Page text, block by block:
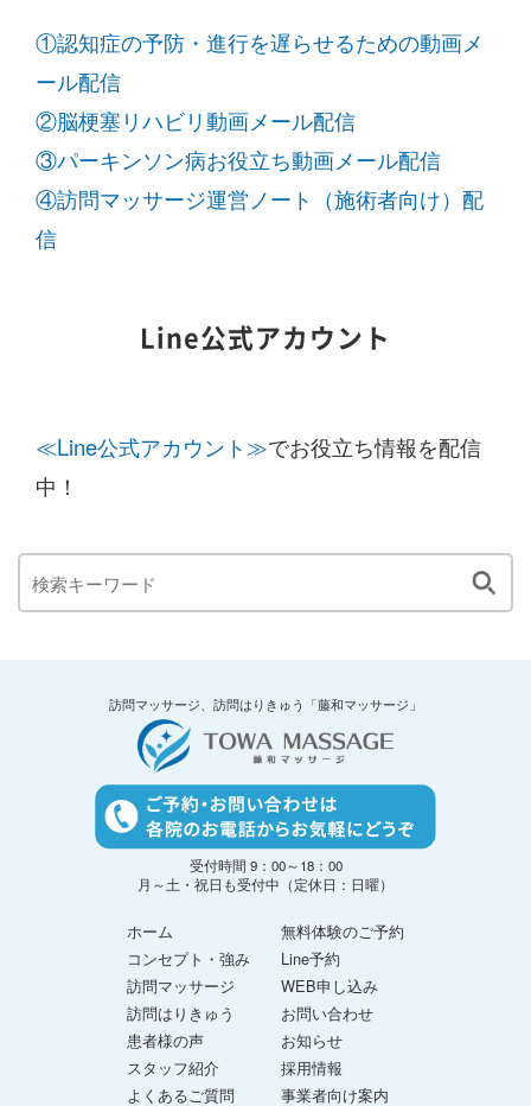
①認知症の予防・進行を遅らせるための動画メ
ール配信
②脳梗塞リハビリ動画メール配信
③パーキンソン病お役立ち動画メール配信
④訪問マッサージ運営ノート（施術者向け）配
信
Line公式アカウント
≪Line公式アカウント≫でお役立ち情報を配信
中！
訪問マッサージ、訪問はりきゅう「藤和マッサージ」
受付時間 9：00～18：00
月～土・祝日も受付中（定休日：日曜）
ホーム
コンセプト・強み
訪問マッサージ
訪問はりきゅう
患者様の声
スタッフ紹介
よくあるご質問
無料体験のご予約
Line予約
WEB申し込み
お問い合わせ
お知らせ
採用情報
事業者向け案内